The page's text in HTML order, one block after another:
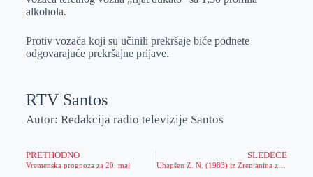
alkohola.
Protiv vozača koji su učinili prekršaje biće podnete
odgovarajuće prekršajne prijave.
RTV Santos
Autor: Redakcija radio televizije Santos
PRETHODNO
Vremenska prognoza za 20. maj
SLEDEĆE